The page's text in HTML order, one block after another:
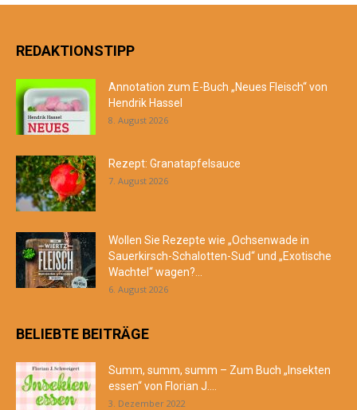
REDAKTIONSTIPP
Annotation zum E-Buch „Neues Fleisch“ von
Hendrik Hassel
8. August 2026
Rezept: Granatapfelsauce
7. August 2026
Wollen Sie Rezepte wie „Ochsenwade in
Sauerkirsch-Schalotten-Sud“ und „Exotische
Wachtel“ wagen?...
6. August 2026
BELIEBTE BEITRÄGE
Summ, summ, summ – Zum Buch „Insekten
essen“ von Florian J....
3. Dezember 2022